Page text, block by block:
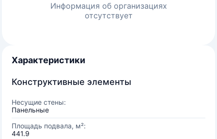
Информация об организациях
отсутствует
Характеристики
Конструктивные элементы
Несущие стены:
Панельные
Площадь подвала, м²:
441.9